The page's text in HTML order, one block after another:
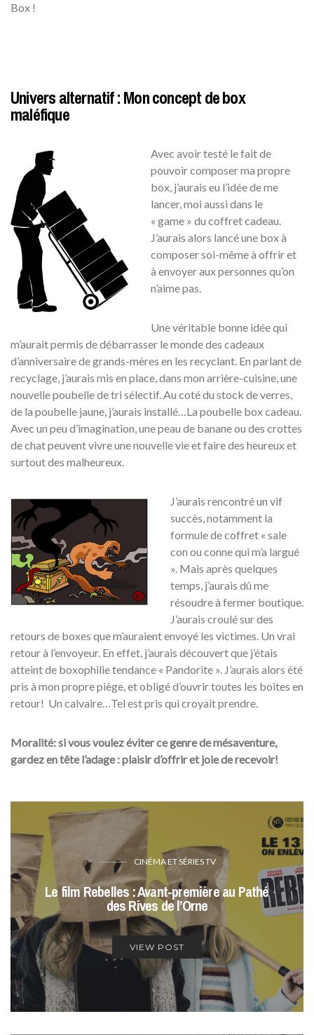
Box !
Univers alternatif : Mon concept de box
maléfique
Avec avoir testé le fait de
pouvoir composer ma propre
box, j’aurais eu l’idée de me
lancer, moi aussi dans le
« game » du coffret cadeau.
J’aurais alors lancé une box à
composer soi-même à offrir et
à envoyer aux personnes qu’on
n’aime pas.
Une véritable bonne idée qui
m’aurait permis de débarrasser le monde des cadeaux
d’anniversaire de grands-mères en les recyclant. En parlant de
recyclage, j’aurais mis en place, dans mon arrière-cuisine, une
nouvelle poubelle de tri sélectif. Au coté du stock de verres,
de la poubelle jaune, j’aurais installé…La poubelle box cadeau.
Avec un peu d’imagination, une peau de banane ou des crottes
de chat peuvent vivre une nouvelle vie et faire des heureux et
surtout des malheureux.
J’aurais rencontré un vif
succès, notamment la
formule de coffret « sale
con ou conne qui m’a largué
». Mais après quelques
temps, j’aurais dû me
résoudre à fermer boutique.
J’aurais croulé sur des
retours de boxes que m’auraient envoyé les victimes. Un vrai
retour à l’envoyeur. En effet, j’aurais découvert que j’étais
atteint de boxophilie tendance « Pandorite ». J’aurais alors été
pris à mon propre piège, et obligé d’ouvrir toutes les boites en
retour! Un calvaire…Tel est pris qui croyait prendre.
Moralité:si vous voulez éviter ce genre de mésaventure,
gardez en tête l’adage : plaisir d’offrir et joie de recevoir!
CINÉMA ET SÉRIES TV
Le film Rebelles : Avant-première au Pathé
des Rives de l’Orne
VIEW POST